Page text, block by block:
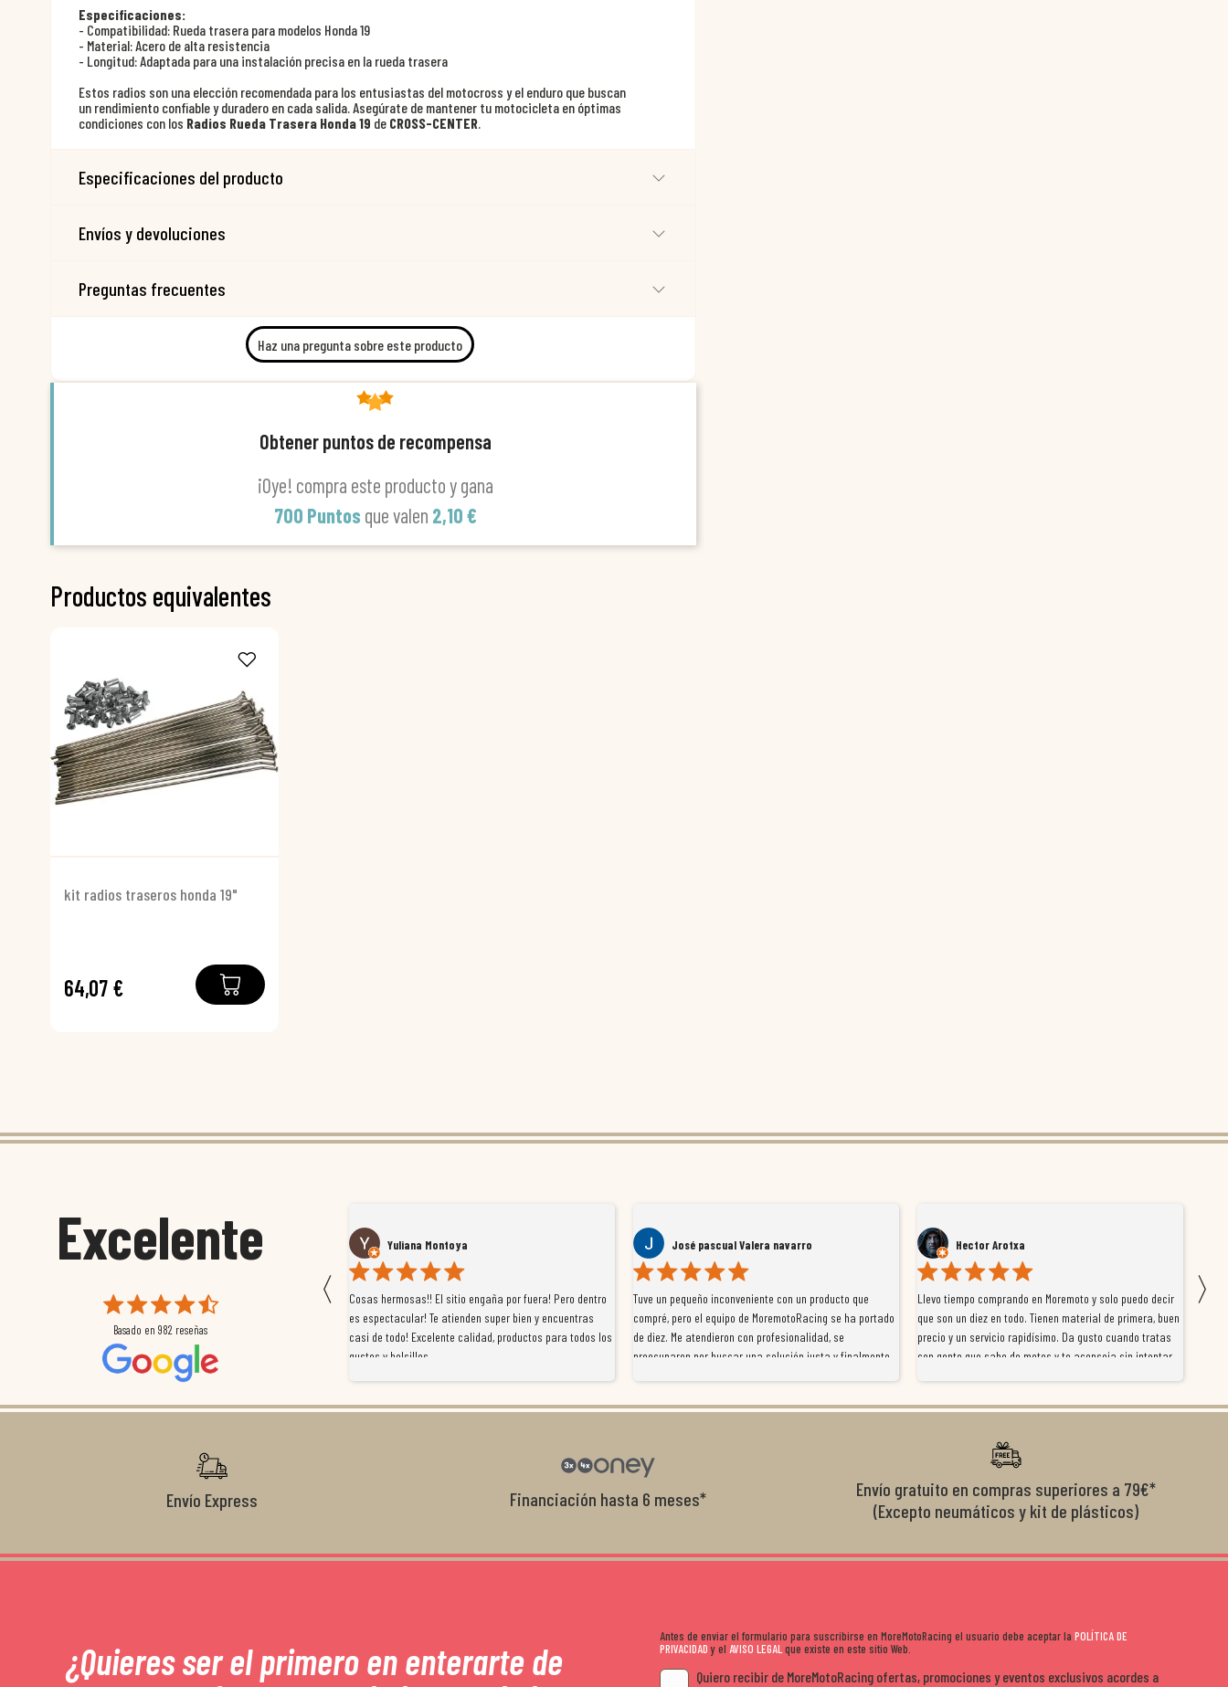
Especificaciones:
- Compatibilidad: Rueda trasera para modelos Honda 19
- Material: Acero de alta resistencia
- Longitud: Adaptada para una instalación precisa en la rueda trasera
Estos radios son una elección recomendada para los entusiastas del motocross y el enduro que buscan
un rendimiento confiable y duradero en cada salida. Asegúrate de mantener tu motocicleta en óptimas
condiciones con los Radios Rueda Trasera Honda 19 de CROSS-CENTER.
Especificaciones del producto
Envíos y devoluciones
Preguntas frecuentes
Haz una pregunta sobre este producto
Obtener puntos de recompensa
¡Oye! compra este producto y gana
700 Puntos que valen 2,10 €
Productos equivalentes
kit radios traseros honda 19"
64,07 €
Excelente
Basado en 982 reseñas
〈
Susana García Luis
Magnífica atención al cliente. Tuvimos un pequeño
retraso en el pedido y desde el minuto uno se
preocuparon por ayudarnos en todo. Gracias a Sergio,
magnífico gestor... atento, amable, un servicio de 10.
Gracias de nuevo por todo!
Yuliana Montoya
Cosas hermosas!! El sitio engaña por fuera! Pero dentro
es espectacular! Te atienden super bien y encuentras
casi de todo! Excelente calidad, productos para todos los
gustos y bolsillos
José pascual Valera navarro
Tuve un pequeño inconveniente con un producto que
compré, pero el equipo de MoremotoRacing se ha portado
de diez. Me atendieron con profesionalidad, se
preocuparon por buscar una solución justa y finalmente
con el cliente, y me ofrecieron unas condiciones de
Hector Arotxa
Llevo tiempo comprando en Moremoto y solo puedo decir
que son un diez en todo. Tienen material de primera, buen
precio y un servicio rapidísimo. Da gusto cuando tratas
con gente que sabe de motos y te aconseja sin intentar
el cliente y que disfrutan lo que hacen. Si te gusta la
sitio. Calidad, rapidez y buen rollo. ??️
años
〉
Envío Express Financiación hasta 6 meses*
Envío gratuito en compras superiores a 79€*
(Excepto neumáticos y kit de plásticos)
¿Quieres ser el primero en enterarte de
Antes de enviar el formulario para suscribirse en MoreMotoRacing el usuario debe aceptar la POLÍTICA DE
PRIVACIDADy el AVISO LEGALque existe en este sitio Web.
Quiero recibir de MoreMotoRacing ofertas, promociones y eventos exclusivos acordes a